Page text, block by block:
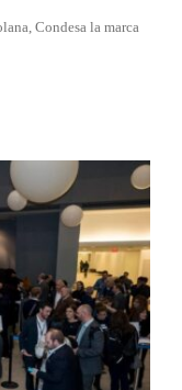
Condesa la marca